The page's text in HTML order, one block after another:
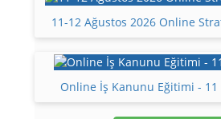
11-12 Ağustos 2026 Online
Online İş Kanunu Eğitimi - 11